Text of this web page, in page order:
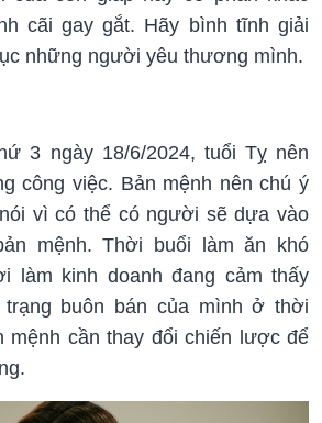
cãi gay gắt. Hãy bình tĩnh giải
những người yêu thương mình.
3 ngày 18/6/2024, tuổi Tỵ nên
công việc. Bản mệnh nên chú ý
vì có thể có người sẽ dựa vào
mệnh. Thời buổi làm ăn khó
làm kinh doanh đang cảm thấy
buôn bán của mình ở thời
mệnh cần thay đổi chiến lược để